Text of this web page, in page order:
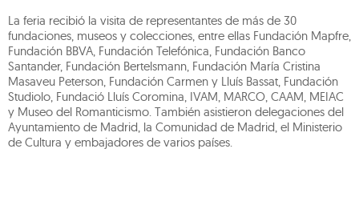
La feria recibió la visita de representantes de más de 30
fundaciones, museos y colecciones, entre ellas Fundación Mapfre,
Fundación BBVA, Fundación Telefónica, Fundación Banco
Santander, Fundación Bertelsmann, Fundación María Cristina
Masaveu Peterson, Fundación Carmen y Lluís Bassat, Fundación
Studiolo, Fundació Lluís Coromina, IVAM, MARCO, CAAM, MEIAC
y Museo del Romanticismo. También asistieron delegaciones del
Ayuntamiento de Madrid, la Comunidad de Madrid, el Ministerio
de Cultura y embajadores de varios países.